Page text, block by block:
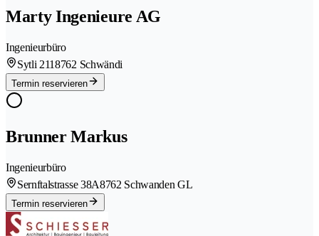
Marty Ingenieure AG
Ingenieurbüro
Sytli 2118762 Schwändi
Termin reservieren
Brunner Markus
Ingenieurbüro
Sernftalstrasse 38A8762 Schwanden GL
Termin reservieren